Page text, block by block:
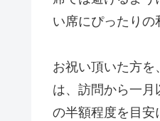
い席にぴったりの
お祝い頂いた方
は、訪問から一
の半額程度を目安